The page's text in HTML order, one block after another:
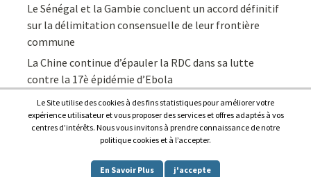
Le Sénégal et la Gambie concluent un accord définitif
sur la délimitation consensuelle de leur frontière
commune
La Chine continue d’épauler la RDC dans sa lutte
contre la 17è épidémie d’Ebola
Afrique7, l’info du continent en continu
Le Site utilise des cookies à des fins statistiques pour améliorer votre
expérience utilisateur et vous proposer des services et offres adaptés à vos
centres d’intérêts. Nous vous invitons à prendre connaissance de notre
politique cookies et à l’accepter.
En Savoir Plus j'accepte